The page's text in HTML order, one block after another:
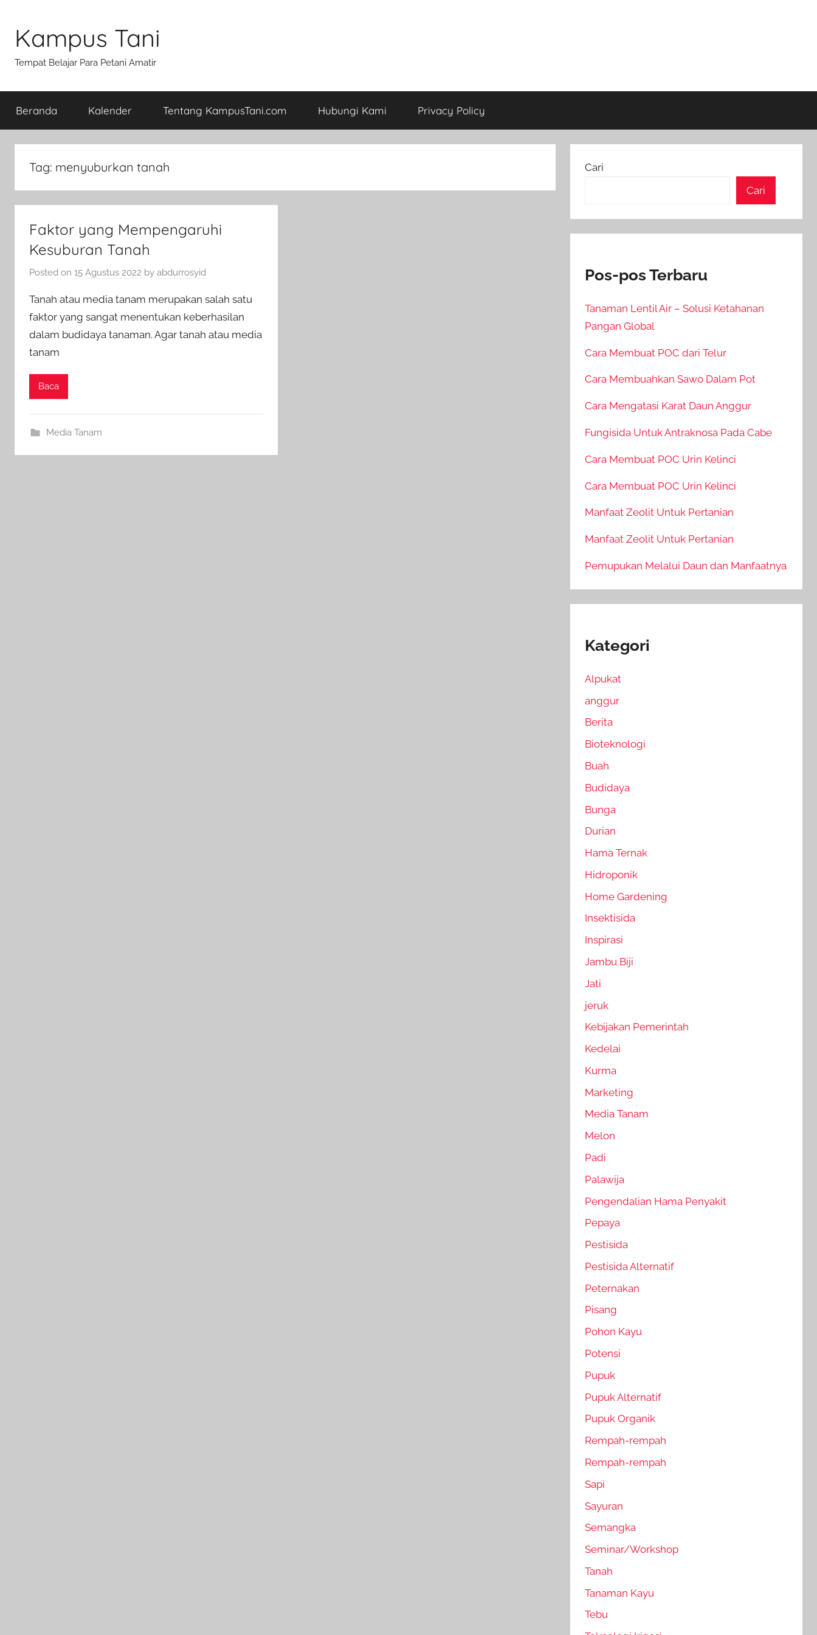
content
Kampus Tani
Tempat Belajar Para Petani Amatir
Beranda Kalender Tentang KampusTani.com Hubungi Kami Privacy Policy
Tag: menyuburkan tanah
Faktor yang Mempengaruhi
Kesuburan Tanah
Posted on 15 Agustus 2022 by abdurrosyid
Tanah atau media tanam merupakan salah satu
faktor yang sangat menentukan keberhasilan
dalam budidaya tanaman. Agar tanah atau media
tanam
Baca
Media Tanam
Cari
Cari
Pos-pos Terbaru
Tanaman Lentil Air – Solusi Ketahanan
Pangan Global
Cara Membuat POC dari Telur
Cara Membuahkan Sawo Dalam Pot
Cara Mengatasi Karat Daun Anggur
Fungisida Untuk Antraknosa Pada Cabe
Cara Membuat POC Urin Kelinci
Cara Membuat POC Urin Kelinci
Manfaat Zeolit Untuk Pertanian
Manfaat Zeolit Untuk Pertanian
Pemupukan Melalui Daun dan Manfaatnya
Kategori
Alpukat
anggur
Berita
Bioteknologi
Buah
Budidaya
Bunga
Durian
Hama Ternak
Hidroponik
Home Gardening
Insektisida
Inspirasi
Jambu Biji
Jati
jeruk
Kebijakan Pemerintah
Kedelai
Kurma
Marketing
Media Tanam
Melon
Padi
Palawija
Pengendalian Hama Penyakit
Pepaya
Pestisida
Pestisida Alternatif
Peternakan
Pisang
Pohon Kayu
Potensi
Pupuk
Pupuk Alternatif
Pupuk Organik
Rempah-rempah
Rempah-rempah
Sapi
Sayuran
Semangka
Seminar/Workshop
Tanah
Tanaman Kayu
Tebu